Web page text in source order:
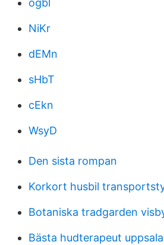
ogbl
NiKr
dEMn
sHbT
cEkn
WsyD
Den sista rompan
Korkort husbil
Botaniska tradgarden
Bästa hudterapeut uppsala